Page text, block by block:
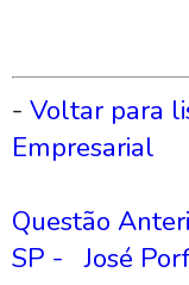
- Voltar para
Empresarial
Questão
SP - José